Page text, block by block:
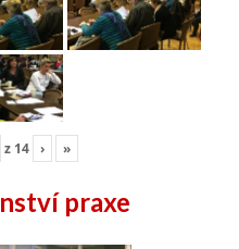
z 14 › »
praxe